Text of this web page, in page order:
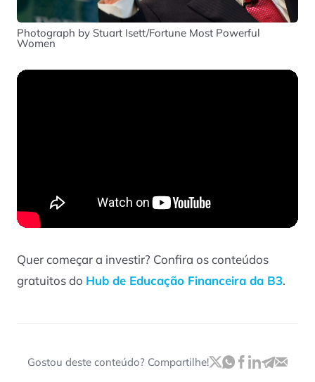
Photograph by Stuart Isett/Fortune Most Powerful
Women
Quer começar a investir? Confira os conteúdos
gratuitos do Hub de Educação Financeira da B3.
Gostou deste conteúdo? Compartilhe!